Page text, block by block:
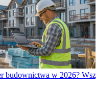
budownictwa w 2026?